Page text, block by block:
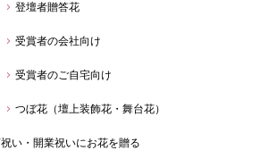
登壇者贈答花
受賞者の会社向け
受賞者のご自宅向け
つぼ花（壇上装飾花・舞台花）
い・開業祝いにお花を贈る